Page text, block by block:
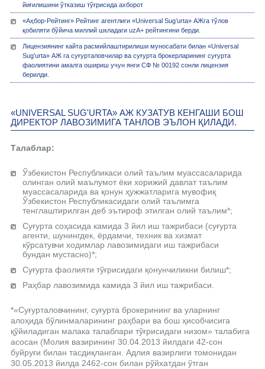
йиғилишини ўтказиш тўғрисида ахборот
«Аҳбор-Рейтинг» Рейтинг агентлиги «Universal Sug’urta» АЖга тўлов
қобиляти бўйича миллий шкладаги uzA+ рейтингини берди.
Лицензиянинг кайта расмийлаштирилиши муносабати билан «Univеrsal
Sug’urta» АЖ га суғурталовчилар ва суғурта брокерларининг суғурта
фаолиятини амалга ошириш учун янги СФ № 00192 сонли лицензия
берилди.
«UNIVERSAL SUG'URTA» АЖ КУЗАТУВ КЕНГАШИ БОШ
ДИРЕКТОР ЛАВОЗИМИГА ТАНЛОВ ЭЪЛОН ҚИЛАДИ.
Талаблар:
Ўзбекистон Республикаси олий таълим муассасаларида
олинган олий маълумот ёки хорижий давлат таълим
муассасаларида ва қонун ҳужжатларига мувофиқ
Ўзбекистон Республикасидаги олий таълимга
тенглаштирилган деб эътироф этилган олий таълим*;
Суғурта соҳасида камида 3 йил иш тажрибаси (суғурта
агенти, шунингдек, ёрдамчи, техник ва хизмат
кўрсатувчи ходимлар лавозимидаги иш тажрибаси
бундан мустасно)*;
Суғурта фаолияти тўғрисидаги қонунчиликни билиш*;
Раҳбар лавозимида камида 3 йил иш тажрибаси.
*«Суғурталовчининг, суғурта брокерининг ва уларнинг
алоҳида бўлинмаларининг раҳбари ва бош ҳисобчисига
қўйиладиган малака талаблари тўғрисидаги низом» талабига
асосан (Молия вазирининг 30.04.2013 йилдаги 42-сон
буйруғи билан тасдиқланган. Адлия вазирлиги томонидан
30.05.2013 йилда 2462-сон билан рўйхатдан ўтган